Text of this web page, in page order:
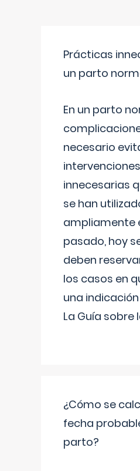
Prácticas
un parto
En un parto
necesario
innecesarias
se han
ampliamente
pasado, hoy
deben
los casos en
una
La Guía sobre
¿Cómo se
fecha
parto?